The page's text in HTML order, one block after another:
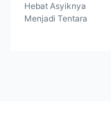
Hebat Asyiknya
Menjadi Tentara